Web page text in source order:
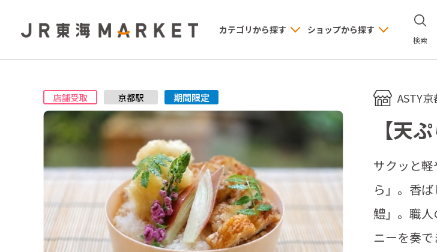
カテゴリから探す ショップから探す
検索
ASTY京
【天
サクッと
ら」。香
鱧」。職
ニーを奏